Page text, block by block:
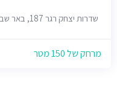
שדרות יצחק רגר 187, באר שבע
מרחק של 150 מטר